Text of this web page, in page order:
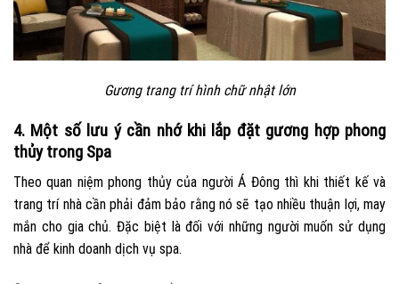
Gương trang trí hình chữ nhật lớn
4. Một số lưu ý cần nhớ khi lắp đặt gương hợp phong
thủy trong Spa
Theo quan niệm phong thủy của người Á Đông thì khi thiết kế và
trang trí nhà cần phải đảm bảo rằng nó sẽ tạo nhiều thuận lợi, may
mắn cho gia chủ. Đặc biệt là đối với những người muốn sử dụng
nhà để kinh doanh dịch vụ spa.